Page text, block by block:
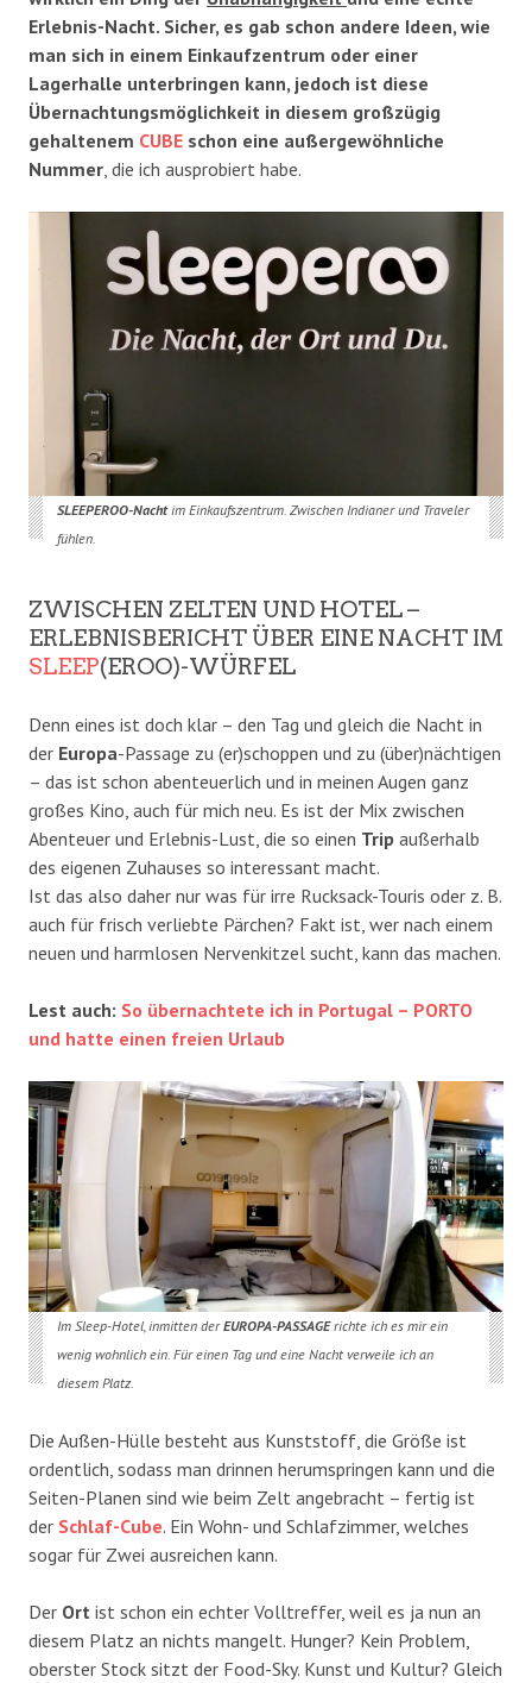
Erlebnis-Nacht. Sicher, es gab schon andere Ideen, wie
man sich in einem Einkaufzentrum oder einer
Lagerhalle unterbringen kann, jedoch ist diese
Übernachtungsmöglichkeit in diesem großzügig
gehaltenem CUBE schon eine außergewöhnliche
Nummer , die ich ausprobiert habe.
SLEEPEROO-Nachtim Einkaufszentrum. Zwischen Indianer und Traveler
fühlen.
ZWISCHEN ZELTEN UND HOTEL –
ERLEBNISBERICHT ÜBER EINE NACHT IM
SLEEP(EROO)-WÜRFEL
Denn eines ist doch klar – den Tag und gleich die Nacht in
der Europa-Passage zu (er)schoppen und zu (über)nächtigen
– das ist schon abenteuerlich und in meinen Augen ganz
großes Kino, auch für mich neu. Es ist der Mix zwischen
Abenteuer und Erlebnis-Lust, die so einen Trip außerhalb
des eigenen Zuhauses so interessant macht.
Ist das also daher nur was für irre Rucksack-Touris oder z. B.
auch für frisch verliebte Pärchen? Fakt ist, wer nach einem
neuen und harmlosen Nervenkitzel sucht, kann das machen.
Lest auch: So übernachtete ich in Portugal – PORTO
und hatte einen freien Urlaub
Im Sleep-Hotel, inmitten derEUROPA-PASSAGErichte ich es mir ein
wenig wohnlich ein. Für einen Tag und eine Nacht verweile ich an
diesem Platz.
Die Außen-Hülle besteht aus Kunststoff, die Größe ist
ordentlich, sodass man drinnen herumspringen kann und die
Seiten-Planen sind wie beim Zelt angebracht – fertig ist
der Schlaf-Cube. Ein Wohn- und Schlafzimmer, welches
sogar für Zwei ausreichen kann.
Der Ort ist schon ein echter Volltreffer, weil es ja nun an
diesem Platz an nichts mangelt. Hunger? Kein Problem,
oberster Stock sitzt der Food-Sky. Kunst und Kultur? Gleich